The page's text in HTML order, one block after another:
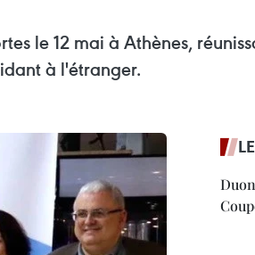
le 12 mai à Athènes,
à l'étranger.